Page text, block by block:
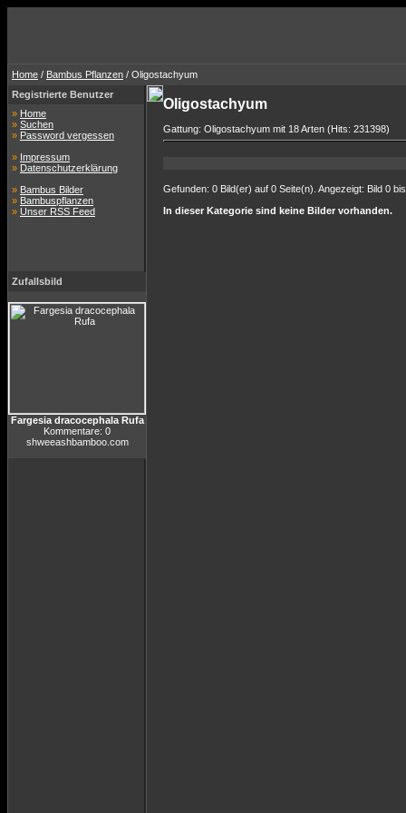
Home / Bambus Pflanzen / Oligostachyum
Registrierte Benutzer
» Home
» Suchen
» Password vergessen
» Impressum
» Datenschutzerklärung
» Bambus Bilder
» Bambuspflanzen
» Unser RSS Feed
Zufallsbild
Fargesia dracocephala Rufa
Kommentare: 0
shweeashbamboo.com
Oligostachyum
Gattung: Oligostachyum mit 18 Arten (Hits: 231398)
Gefunden: 0 Bild(er) auf 0 Seite(n). Angezeigt: Bild 0
In dieser Kategorie sind keine Bilder vorhanden.